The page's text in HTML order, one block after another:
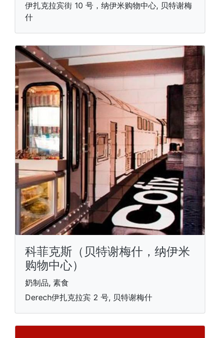
伊扎克拉宾街 10 号，纳伊米购物中心, 贝特谢梅
什
科菲克斯（贝特谢梅什，纳伊米
购物中心）
奶制品, 素食
Derech伊扎克拉宾 2 号, 贝特谢梅什